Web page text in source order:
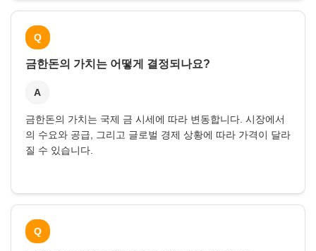
Q
금한돈의 가치는 어떻게 결정되나요?
A
금한돈의 가치는 국제 금 시세에 따라 변동합니다. 시장에서
의 수요와 공급, 그리고 글로벌 경제 상황에 따라 가격이 달라
질 수 있습니다.
Q